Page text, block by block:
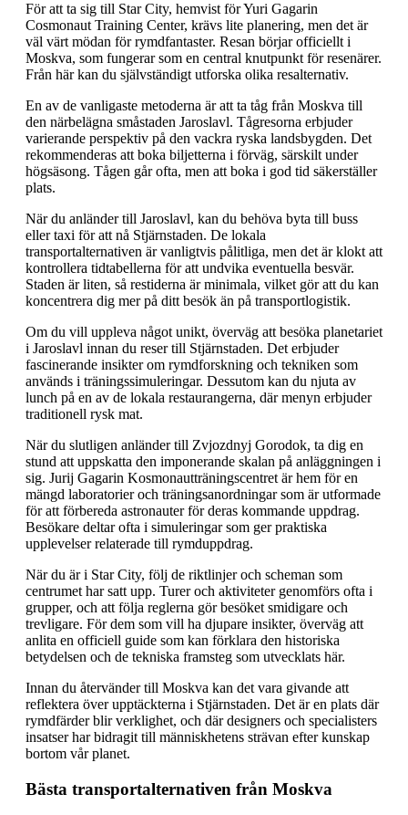
För att ta sig till Star City, hemvist för Yuri Gagarin
Cosmonaut Training Center, krävs lite planering, men det är
väl värt mödan för rymdfantaster. Resan börjar officiellt i
Moskva, som fungerar som en central knutpunkt för resenärer.
Från här kan du självständigt utforska olika resalternativ.
En av de vanligaste metoderna är att ta tåg från Moskva till
den närbelägna småstaden Jaroslavl. Tågresorna erbjuder
varierande perspektiv på den vackra ryska landsbygden. Det
rekommenderas att boka biljetterna i förväg, särskilt under
högsäsong. Tågen går ofta, men att boka i god tid säkerställer
plats.
När du anländer till Jaroslavl, kan du behöva byta till buss
eller taxi för att nå Stjärnstaden. De lokala
transportalternativen är vanligtvis pålitliga, men det är klokt att
kontrollera tidtabellerna för att undvika eventuella besvär.
Staden är liten, så restiderna är minimala, vilket gör att du kan
koncentrera dig mer på ditt besök än på transportlogistik.
Om du vill uppleva något unikt, överväg att besöka planetariet
i Jaroslavl innan du reser till Stjärnstaden. Det erbjuder
fascinerande insikter om rymdforskning och tekniken som
används i träningssimuleringar. Dessutom kan du njuta av
lunch på en av de lokala restaurangerna, där menyn erbjuder
traditionell rysk mat.
När du slutligen anländer till Zvjozdnyj Gorodok, ta dig en
stund att uppskatta den imponerande skalan på anläggningen i
sig. Jurij Gagarin Kosmonautträningscentret är hem för en
mängd laboratorier och träningsanordningar som är utformade
för att förbereda astronauter för deras kommande uppdrag.
Besökare deltar ofta i simuleringar som ger praktiska
upplevelser relaterade till rymduppdrag.
När du är i Star City, följ de riktlinjer och scheman som
centrumet har satt upp. Turer och aktiviteter genomförs ofta i
grupper, och att följa reglerna gör besöket smidigare och
trevligare. För dem som vill ha djupare insikter, överväg att
anlita en officiell guide som kan förklara den historiska
betydelsen och de tekniska framsteg som utvecklats här.
Innan du återvänder till Moskva kan det vara givande att
reflektera över upptäckterna i Stjärnstaden. Det är en plats där
rymdfärder blir verklighet, och där designers och specialisters
insatser har bidragit till människhetens strävan efter kunskap
bortom vår planet.
Bästa transportalternativen från Moskva